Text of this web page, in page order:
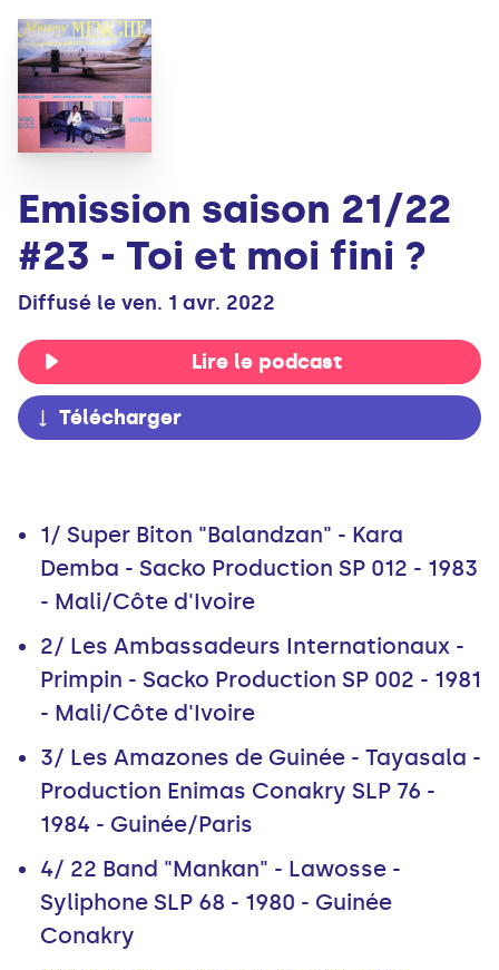
Emission saison 21/22
#23 - Toi et moi fini ?
Diffusé le ven. 1 avr. 2022
Lire le podcast
Télécharger
1/ Super Biton "Balandzan" - Kara
Demba - Sacko Production SP 012 - 1983
- Mali/Côte d'Ivoire
2/ Les Ambassadeurs Internationaux -
Primpin - Sacko Production SP 002 - 1981
- Mali/Côte d'Ivoire
3/ Les Amazones de Guinée - Tayasala -
Production Enimas Conakry SLP 76 -
1984 - Guinée/Paris
4/ 22 Band "Mankan" - Lawosse -
Syliphone SLP 68 - 1980 - Guinée
Conakry